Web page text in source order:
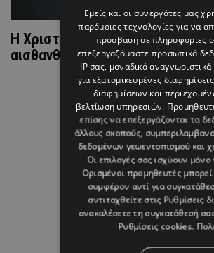
Η Χριστίνα Μπόμπα
αισθανθώ ξανά σεξουαλικό ον”
Εμείς και οι συνεργάτες μας
παρόμοιες τεχνολογίες για να
πρόσβαση σε πληροφορίες
επεξεργαζόμαστε προσωπικά
IP σας, μοναδικά
για εξατομικευμένες
διαφημίσεων και
βελτίωση υπηρεσιών.
επίσης να επεξεργάζονται τα
άλλους σκοπούς,
δεδομένων γεωεντοπισμού και
Οι επιλογές σας ισχύουν
Ορισμένοι προμηθευτές
συμφέρον αντί για
αντιταχθείτε στις Ρυθμίσεις
ανακαλέσετε τη συγκατάθεσή
Ρυθμίσεις cookies.